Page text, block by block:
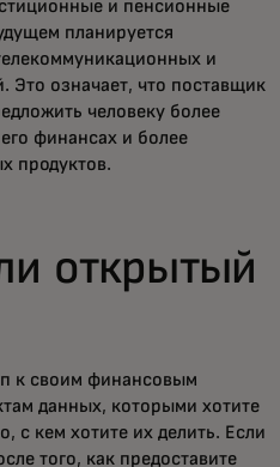
и пенсионные
планируется
и
Это означает, что поставщик
человеку более
финансах и более
продуктов.
открытый
к своим финансовым
данных, которыми хотите
с кем хотите их делить. Если
того, как предоставите